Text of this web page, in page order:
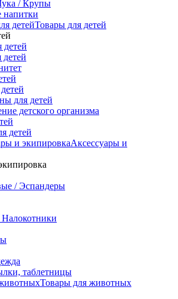
/ Крупы
напитки
Товары для детей
для детей
детского организма
детей
Аксессуары и
/ Эспандеры
таблетницы
Товары для животных